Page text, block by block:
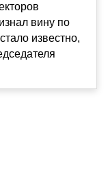
вину по
известно,